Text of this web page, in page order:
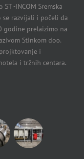
-INCOM Sremska
se razvijali i počeli da
godine prelaizimo na
Stinkom doo.
i
i tržnih centara.